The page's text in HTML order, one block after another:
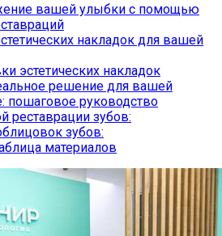
вашей улыбки с помощью
накладок для вашей
эстетических накладок
решение для вашей
пошаговое руководство
реставрации зубов:
зубов:
материалов